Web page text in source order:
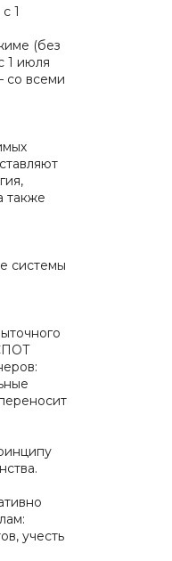
1
(без
1 июля
со всеми
также
системы
учесть